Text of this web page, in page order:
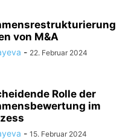
von M&A
- 22. Februar 2024
Rolle der
im
- 15. Februar 2024